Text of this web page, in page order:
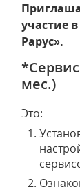
участие в
Рарус».
мес.)
Это: